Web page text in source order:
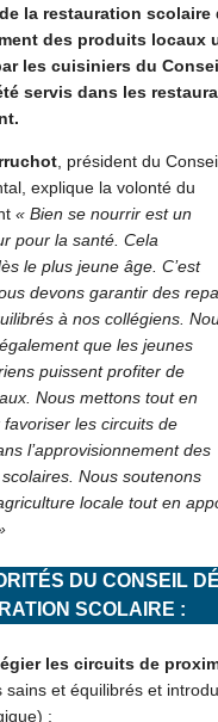
la restauration
des produits locaux
les cuisiniers du
servis dans les
, président du
explique la volonté du
« Bien se nourrir est un
pour la santé. Cela
le plus jeune âge. C’est
devons garantir des
à nos collégiens.
que les jeunes
puissent profiter de
Nous mettons tout en
les circuits de
l’approvisionnement des
Nous soutenons
locale tout en
DU CONSEIL
SCOLAIRE :
les circuits de
sains et équilibrés et
;